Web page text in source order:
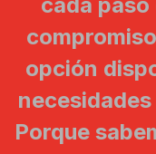
cada
opción
Porque